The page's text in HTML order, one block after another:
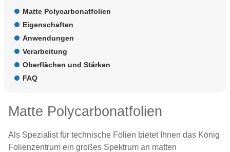
Matte Polycarbonatfolien
Eigenschaften
Anwendungen
Verarbeitung
Oberflächen und Stärken
FAQ
Matte Polycarbonatfolien
Als Spezialist für technische Folien bietet Ihnen das König
Folienzentrum ein großes Spektrum an matten